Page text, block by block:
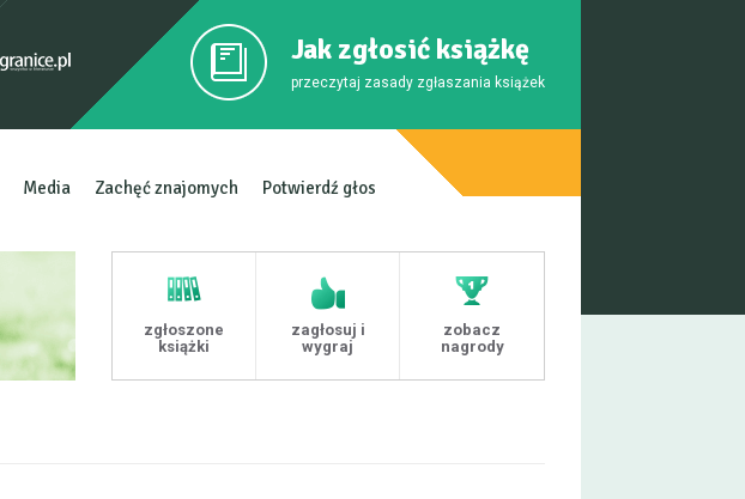
Jak zgłosić książkę
przeczytaj zasady zgłaszania książek
Media Zachęć znajomych Potwierdź głos
zgłoszone
książki
zagłosuj i
wygraj
zobacz
nagrody